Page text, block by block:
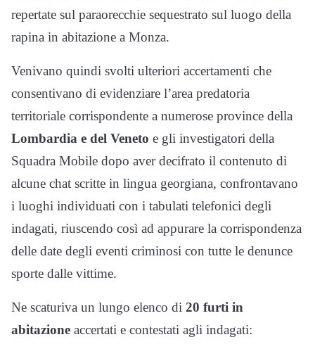
repertate sul paraorecchie sequestrato sul luogo della
rapina in abitazione a Monza.
Venivano quindi svolti ulteriori accertamenti che
consentivano di evidenziare l’area predatoria
territoriale corrispondente a numerose province della
Lombardia e del Veneto e gli investigatori della
Squadra Mobile dopo aver decifrato il contenuto di
alcune chat scritte in lingua georgiana, confrontavano
i luoghi individuati con i tabulati telefonici degli
indagati, riuscendo così ad appurare la corrispondenza
delle date degli eventi criminosi con tutte le denunce
sporte dalle vittime.
Ne scaturiva un lungo elenco di 20 furti in
abitazione accertati e contestati agli indagati: